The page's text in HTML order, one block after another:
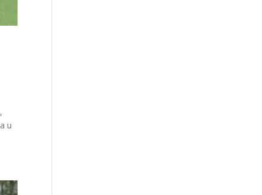
u